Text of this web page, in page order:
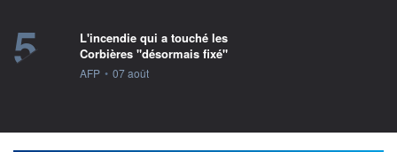
5
L'incendie qui a touché les
Corbières "désormais fixé"
information fournie par
AFP • 07 août